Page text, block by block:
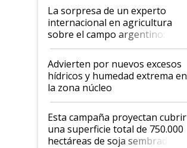
La sorpresa de un experto
internacional en agricultura
sobre el campo argentino:
"Estoy muy impresionado"
Advierten por nuevos excesos
hídricos y humedad extrema en
la zona núcleo
Esta campaña proyectan cubrir
una superficie total de 750.000
hectáreas de soja sembradas